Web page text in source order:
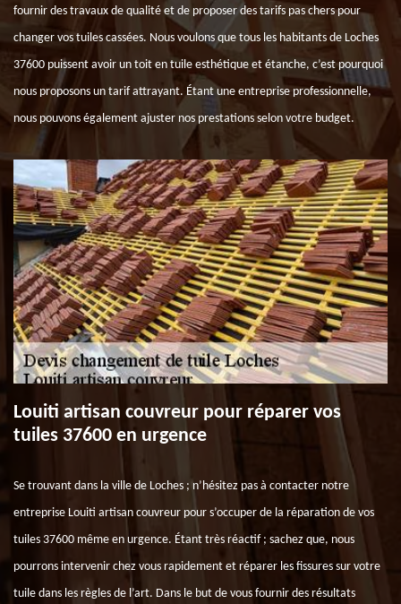
fournir des travaux de qualité et de proposer des tarifs pas chers pour
changer vos tuiles cassées. Nous voulons que tous les habitants de Loches
37600 puissent avoir un toit en tuile esthétique et étanche, c’est pourquoi
nous proposons un tarif attrayant. Étant une entreprise professionnelle,
nous pouvons également ajuster nos prestations selon votre budget.
Louiti artisan couvreur pour réparer vos
tuiles 37600 en urgence
Se trouvant dans la ville de Loches ; n’hésitez pas à contacter notre
entreprise Louiti artisan couvreur pour s’occuper de la réparation de vos
tuiles 37600 même en urgence. Étant très réactif ; sachez que, nous
pourrons intervenir chez vous rapidement et réparer les fissures sur votre
tuile dans les règles de l’art. Dans le but de vous fournir des résultats